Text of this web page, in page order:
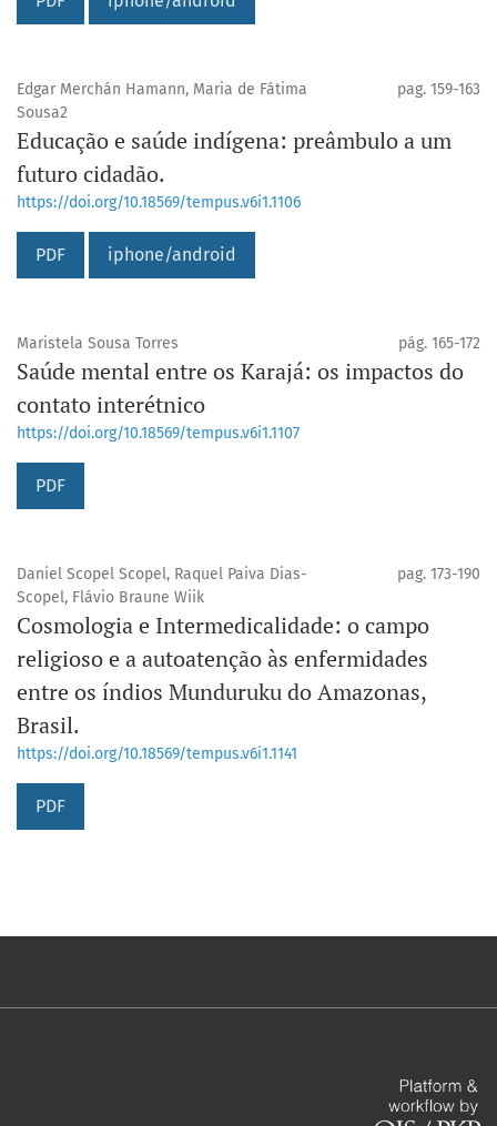
Edgar Merchán Hamann, Maria de Fátima
Sousa2
pag. 159-163
Educação e saúde indígena: preâmbulo a um
futuro cidadão.
https://doi.org/10.18569/tempus.v6i1.1106
PDF iphone/android
Maristela Sousa Torres pág. 165-172
Saúde mental entre os Karajá: os impactos do
contato interétnico
https://doi.org/10.18569/tempus.v6i1.1107
PDF
Daniel Scopel Scopel, Raquel Paiva Dias-
Scopel, Flávio Braune Wiik
pag. 173-190
Cosmologia e Intermedicalidade: o campo
religioso e a autoatenção às enfermidades
entre os índios Munduruku do Amazonas,
Brasil.
https://doi.org/10.18569/tempus.v6i1.1141
PDF